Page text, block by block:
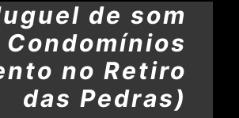
de som
Condomínios
no Retiro
das Pedras)